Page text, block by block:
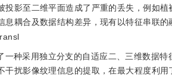
投影至二维平面造成了严重的丢失，例如
息耦合及数据结构差异，现有以特征串联
一种采用独立分支的自适应二、三维数据
干扰影像纹理信息的提取，在最大程度利